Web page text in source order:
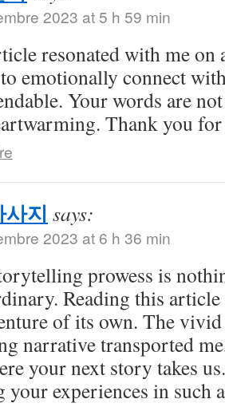
2023 at 5 h 59 min
resonated with me on
emotionally connect
Your words are
Thank you
지 says:
2023 at 6 h 36 min
prowess is
Reading this
of its own. The
narrative transported
your next story takes
your experiences in such